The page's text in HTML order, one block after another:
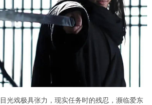
光戏极具张力，现实任务时的残忍，濒临爱东